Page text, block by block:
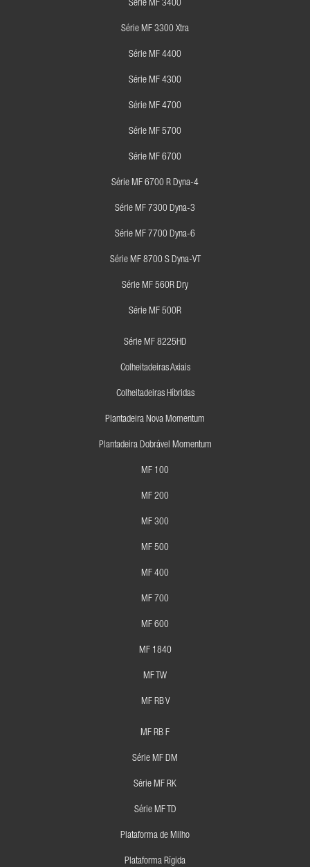
Série MF 3400
Série MF 3300 Xtra
Série MF 4400
Série MF 4300
Série MF 4700
Série MF 5700
Série MF 6700
Série MF 6700 R Dyna-4
Série MF 7300 Dyna-3
Série MF 7700 Dyna-6
Série MF 8700 S Dyna-VT
Série MF 560R Dry
Série MF 500R
Série MF 8225HD
Colheitadeiras Axiais
Colheitadeiras Híbridas
Plantadeira Nova Momentum
Plantadeira Dobrável Momentum
MF 100
MF 200
MF 300
MF 500
MF 400
MF 700
MF 600
MF 1840
MF TW
MF RB V
MF RB F
Série MF DM
Série MF RK
Série MF TD
Plataforma de Milho
Plataforma Rígida